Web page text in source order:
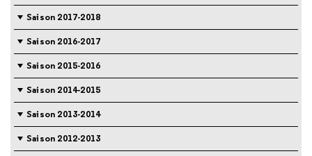
Saison 2017-2018
Saison 2016-2017
Saison 2015-2016
Saison 2014-2015
Saison 2013-2014
Saison 2012-2013